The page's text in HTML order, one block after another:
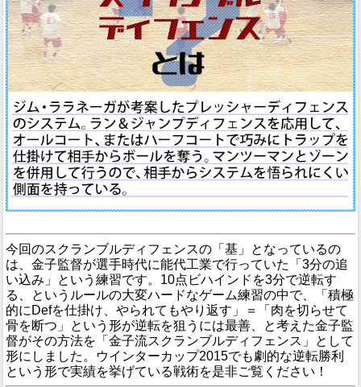
今回のスクランブルディフェンスの「基」となっているの
は、金子監督が選手時代に能代工業で行っていた「3分の追
い込み」という練習です。10点ビハインドを3分で逆転す
る、というルールの大変ハードなゲーム練習の中で、「積極
的にDefを仕掛け、やられてもやり返す」＝「肉を切らせて
骨を断つ」という形が逆転を狙うには最善、と考えた金子監
督がその方法を「金子流スクランブルディフェンス」として
形にしました。ウインターカップ2015でも劇的な逆転勝利
という形で実績を挙げている戦術を是非ご覧ください！